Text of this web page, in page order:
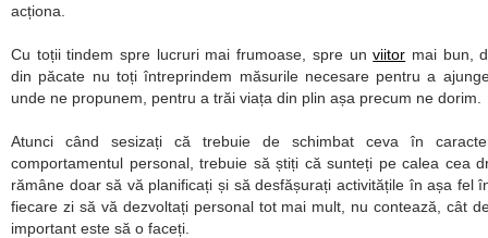
acționa.
Cu toții tindem spre lucruri mai frumoase, spre unviitor mai bun,
din păcate nu toți întreprindem măsurile necesare pentru a
unde ne propunem, pentru a trăi viața din plin așa precum ne dorim.
Atunci când sesizați că trebuie de schimbat ceva în
comportamentul personal, trebuie să știți că sunteți pe calea cea
rămâne doar să vă planificați și să desfășurați activitățile în așa fel
fiecare zi să vă dezvoltați personal tot mai mult, nu contează, cât
important este să o faceți.